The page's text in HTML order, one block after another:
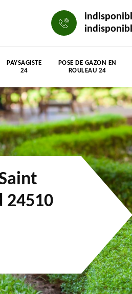
PAYSAGISTE
24
POSE DE GAZON EN
ROULEAU 24
24510